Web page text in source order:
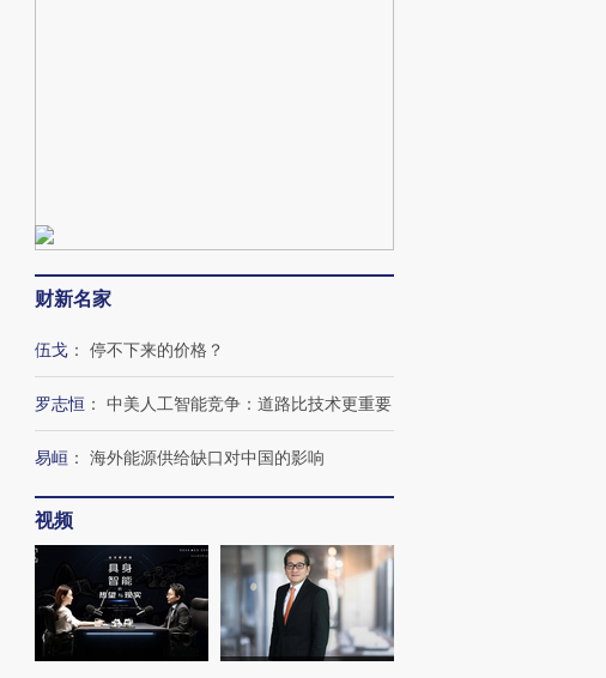
财新名家
伍戈 ： 停不下来的价格？
罗志恒 ： 中美人工智能竞争：道路比技术更重要
易峘 ： 海外能源供给缺口对中国的影响
视频